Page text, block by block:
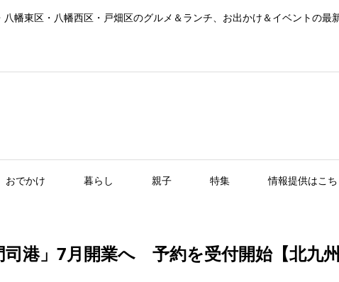
幡東区・八幡西区・戸畑区のグルメ＆ランチ、お出かけ＆イベントの最
おでかけ 暮らし 親子 特集 情報提供はこち
港」7月開業へ 予約を受付開始【北九州